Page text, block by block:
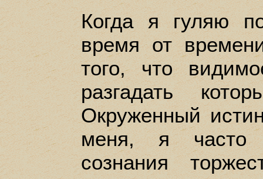
Когда я гуляю
время от
того, что
разгадать
Окруженный
меня, я часто
сознания